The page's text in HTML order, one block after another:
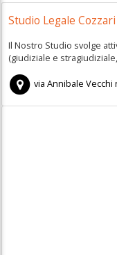
Studio Legale Cozzari
Il Nostro Studio svolge
(giudiziale e
via Annibale Vecchi